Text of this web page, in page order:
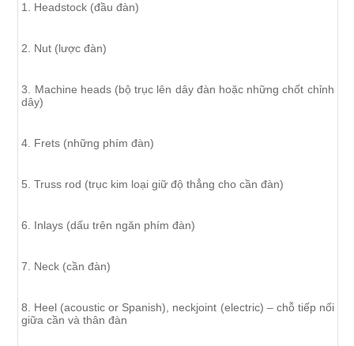
1. Headstock (đầu đàn)
2. Nut (lược đàn)
3. Machine heads (bộ trục lên dây đàn hoặc những chốt chỉnh
dây)
4. Frets (những phím đàn)
5. Truss rod (trục kim loại giữ độ thẳng cho cần đàn)
6. Inlays (dấu trên ngăn phím đàn)
7. Neck (cần đàn)
8. Heel (acoustic or Spanish), neckjoint (electric) – chỗ tiếp nối
giữa cần và thân đàn